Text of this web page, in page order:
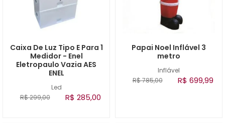
Led
Caixa De Luz Tipo E Para 1
Medidor - Enel
Eletropaulo Vazia AES
ENEL
R$ 299,00 R$ 285,00
Inflável
Papai Noel Inflável 3
metro
R$ 785,00 R$ 699,99